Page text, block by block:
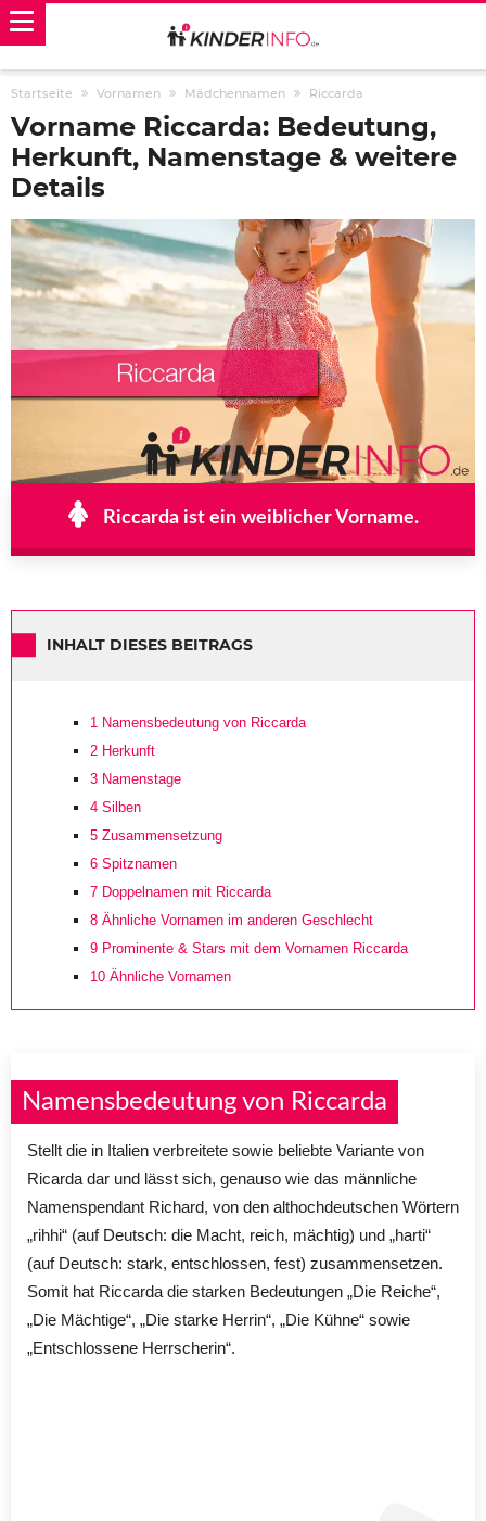
Startseite Vornamen Mädchennamen Riccarda
Vorname Riccarda: Bedeutung,
Herkunft, Namenstage & weitere
Details
Riccarda ist ein weiblicher Vorname.
INHALT DIESES BEITRAGS
1 Namensbedeutung von Riccarda
2 Herkunft
3 Namenstage
4 Silben
5 Zusammensetzung
6 Spitznamen
7 Doppelnamen mit Riccarda
8 Ähnliche Vornamen im anderen Geschlecht
9 Prominente & Stars mit dem Vornamen Riccarda
10 Ähnliche Vornamen
Namensbedeutung von Riccarda
Stellt die in Italien verbreitete sowie beliebte Variante von
Ricarda dar und lässt sich, genauso wie das männliche
Namenspendant Richard, von den althochdeutschen Wörtern
„rihhi“ (auf Deutsch: die Macht, reich, mächtig) und „harti“
(auf Deutsch: stark, entschlossen, fest) zusammensetzen.
Somit hat Riccarda die starken Bedeutungen „Die Reiche“,
„Die Mächtige“, „Die starke Herrin“, „Die Kühne“ sowie
„Entschlossene Herrscherin“.